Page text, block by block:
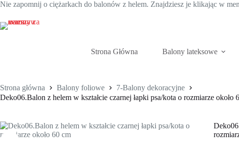
Nie zapomnij o ciężarkach do balonów z helem. Znajdziesz je klikając w
Przejdź
Strona Główna
Balony lateksowe
Strona główna Balony foliowe
7-Balony dekoracyjne
Deko06.Balon z helem w kształcie czarnej łapki psa/kota o rozmiarze około